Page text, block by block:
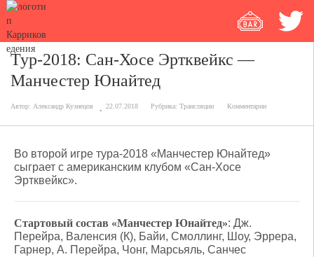
Тур-2018: Сан-Хосе Эртквейкс —
Манчестер Юнайтед
Автор: Александр Кузнецов 22.07.2018 Рубрика: Трансляции Комментарии
Во второй игре тура-2018 «Манчестер Юнайтед»
сыграет с американским клубом «Сан-Хосе
Эртквейкс».
Стартовый состав «Манчестер Юнайтед»: Дж.
Перейра, Валенсия (К), Байи, Смоллинг, Шоу, Эррера,
Гарнер, А. Перейра, Чонг, Марсьяль, Санчес